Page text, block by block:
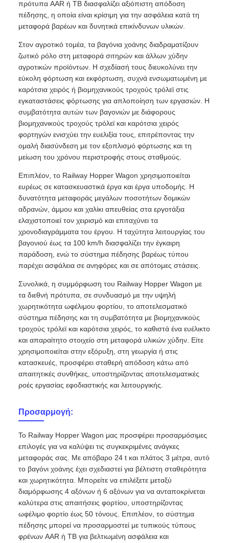
πρότυπα AAR ή TB διασφαλίζει αξιόπιστη απόδοση
πέδησης, η οποία είναι κρίσιμη για την ασφάλεια κατά τη
μεταφορά βαρέων και δυνητικά επικίνδυνων υλικών.
Στον αγροτικό τομέα, τα βαγόνια χοάνης διαδραματίζουν
ζωτικό ρόλο στη μεταφορά σιτηρών και άλλων χύδην
αγροτικών προϊόντων. Η σχεδίασή τους διευκολύνει την
εύκολη φόρτωση και εκφόρτωση, συχνά ενσωματωμένη με
καρότσια χειρός ή βιομηχανικούς τροχούς τρόλεϊ στις
εγκαταστάσεις φόρτωσης για απλοποίηση των εργασιών. Η
συμβατότητα αυτών των βαγονιών με διάφορους
βιομηχανικούς τροχούς τρόλεϊ και καρότσια χειρός
φορτηγών ενισχύει την ευελιξία τους, επιτρέποντας την
ομαλή διασύνδεση με τον εξοπλισμό φόρτωσης και τη
μείωση του χρόνου περιστροφής στους σταθμούς.
Επιπλέον, το Railway Hopper Wagon χρησιμοποιείται
ευρέως σε κατασκευαστικά έργα και έργα υποδομής. Η
δυνατότητα μεταφοράς μεγάλων ποσοτήτων δομικών
αδρανών, άμμου και χαλίκι απευθείας στα εργοτάξια
ελαχιστοποιεί τον χειρισμό και επιταχύνει τα
χρονοδιαγράμματα του έργου. Η ταχύτητα λειτουργίας του
βαγονιού έως τα 100 km/h διασφαλίζει την έγκαιρη
παράδοση, ενώ το σύστημα πέδησης βαρέως τύπου
παρέχει ασφάλεια σε ανηφόρες και σε απότομες στάσεις.
Συνολικά, η συμμόρφωση του Railway Hopper Wagon με
τα διεθνή πρότυπα, σε συνδυασμό με την υψηλή
χωρητικότητα ωφέλιμου φορτίου, το αποτελεσματικό
σύστημα πέδησης και τη συμβατότητα με βιομηχανικούς
τροχούς τρόλεϊ και καρότσια χειρός, το καθιστά ένα ευέλικτο
και απαραίτητο στοιχείο στη μεταφορά υλικών χύδην. Είτε
χρησιμοποιείται στην εξόρυξη, στη γεωργία ή στις
κατασκευές, προσφέρει σταθερή απόδοση κάτω από
απαιτητικές συνθήκες, υποστηρίζοντας αποτελεσματικές
ροές εργασίας εφοδιαστικής και λειτουργικής.
Προσαρμογή:
Το Railway Hopper Wagon μας προσφέρει προσαρμόσιμες
επιλογές για να καλύψει τις συγκεκριμένες ανάγκες
μεταφοράς σας. Με απόβαρο 24 t και πλάτος 3 μέτρα, αυτό
το βαγόνι χοάνης έχει σχεδιαστεί για βέλτιστη σταθερότητα
και χωρητικότητα. Μπορείτε να επιλέξετε μεταξύ
διαμόρφωσης 4 αξόνων ή 6 αξόνων για να ανταποκρίνεται
καλύτερα στις απαιτήσεις φορτίου, υποστηρίζοντας
ωφέλιμο φορτίο έως 50 τόνους. Επιπλέον, το σύστημα
πέδησης μπορεί να προσαρμοστεί με τυπικούς τύπους
φρένων AAR ή TB για βελτιωμένη ασφάλεια και